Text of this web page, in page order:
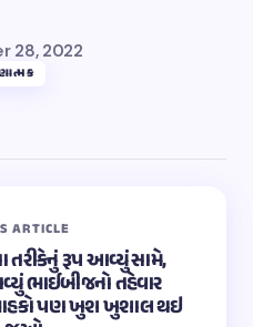
28, 2022
ARTICLE
તરીકેનું રૂપ આવ્યું સામે,
ભાઈબીજનો તહેવાર
પણ ખુશ ખુશાલ થઇ